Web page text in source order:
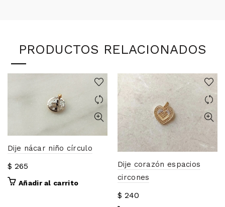
PRODUCTOS RELACIONADOS
Dije nácar niño círculo
$ 265
Añadir al carrito
Dije corazón espacios
circones
$ 240